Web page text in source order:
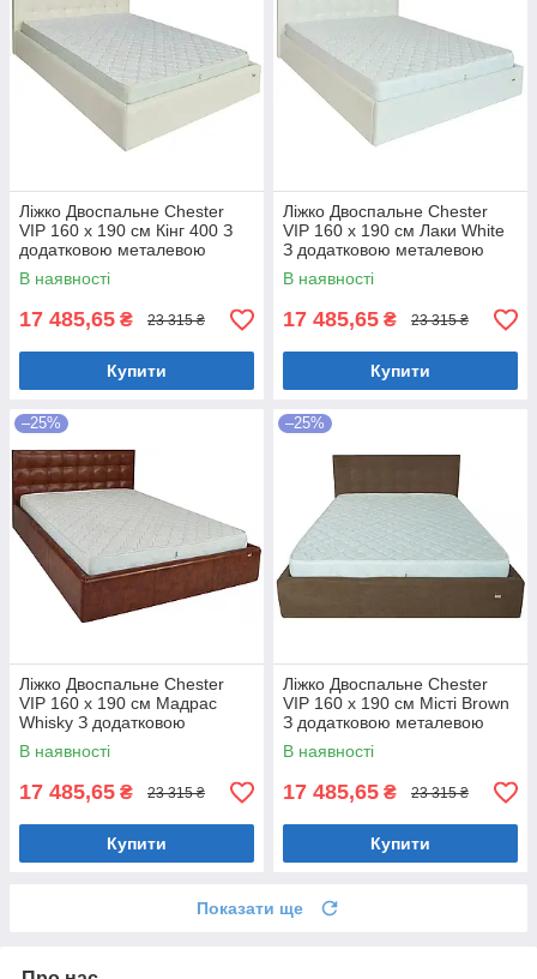
Ліжко Двоспальне Chester
VIP 160 х 190 см Кінг 400 З
додатковою металевою
цільнозварною рамою C1
Білий
В наявності
17 485,65 ₴ 23 315 ₴
Купити
Ліжко Двоспальне Chester
VIP 160 х 190 см Лаки White
З додатковою металевою
цільнозварною рамою Білий
В наявності
17 485,65 ₴ 23 315 ₴
Купити
–25%
Ліжко Двоспальне Chester
VIP 160 х 190 см Мадрас
Whisky З додатковою
металевою цільнозварною
рамою Коричневий
В наявності
17 485,65 ₴ 23 315 ₴
Купити
–25%
Ліжко Двоспальне Chester
VIP 160 х 190 см Місті Brown
З додатковою металевою
цільнозварною рамою
Коричневий
В наявності
17 485,65 ₴ 23 315 ₴
Купити
Показати ще